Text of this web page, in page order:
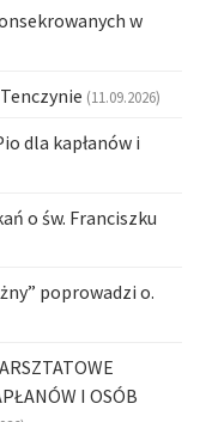
w
(11.09.2026)
dla kapłanów i
o św. Franciszku
poprowadzi o.
I OSÓB